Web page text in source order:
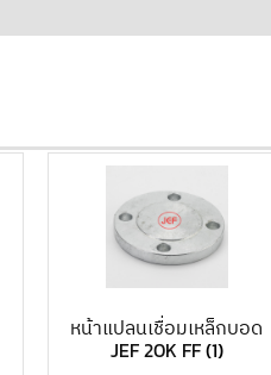
หน้าแปลนเชื่อมเหล็กบอด
JEF 20K FF(1)